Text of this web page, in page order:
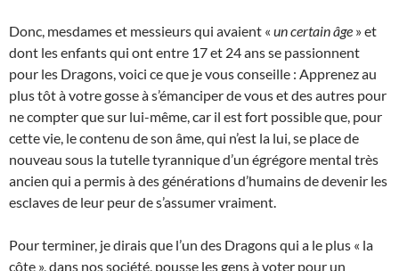
Donc, mesdames et messieurs qui avaient « un certain âge » et
dont les enfants qui ont entre 17 et 24 ans se passionnent
pour les Dragons, voici ce que je vous conseille : Apprenez au
plus tôt à votre gosse à s’émanciper de vous et des autres pour
ne compter que sur lui-même, car il est fort possible que, pour
cette vie, le contenu de son âme, qui n’est la lui, se place de
nouveau sous la tutelle tyrannique d’un égrégore mental très
ancien qui a permis à des générations d’humains de devenir les
esclaves de leur peur de s’assumer vraiment.
Pour terminer, je dirais que l’un des Dragons qui a le plus « la
côte », dans nos société, pousse les gens à voter pour un